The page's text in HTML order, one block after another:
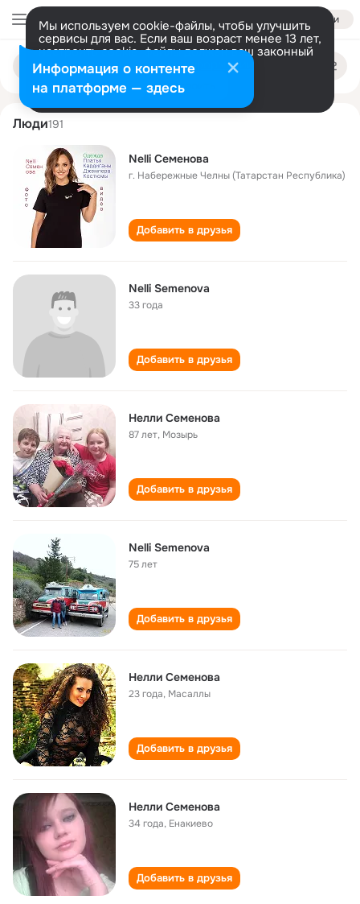
Войти
Мы используем cookie-файлы, чтобы улучшить
сервисы для вас. Если ваш возраст менее 13 лет,
настроить cookie-файлы должен ваш законный
представитель. Больше информации
Разрешить все Настроить
Поиск
людям
nelli semenova
Люди191
Nelli Семенова
г. Набережные Челны (Татарстан Республика)
Добавить в друзья
Nelli Semenova
33 года
Добавить в друзья
Нелли Семенова
87 лет, Мозырь
Добавить в друзья
Nelli Semenova
75 лет
Добавить в друзья
Нелли Семенова
23 года, Масаллы
Добавить в друзья
Нелли Семенова
34 года, Енакиево
Добавить в друзья
Информация о контенте
на платформе — здесь